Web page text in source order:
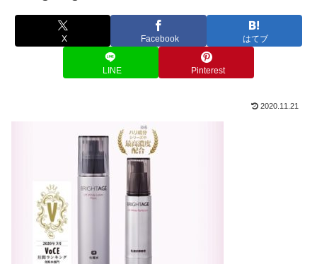
X Facebook はてブ
LINE Pinterest
2020.11.21